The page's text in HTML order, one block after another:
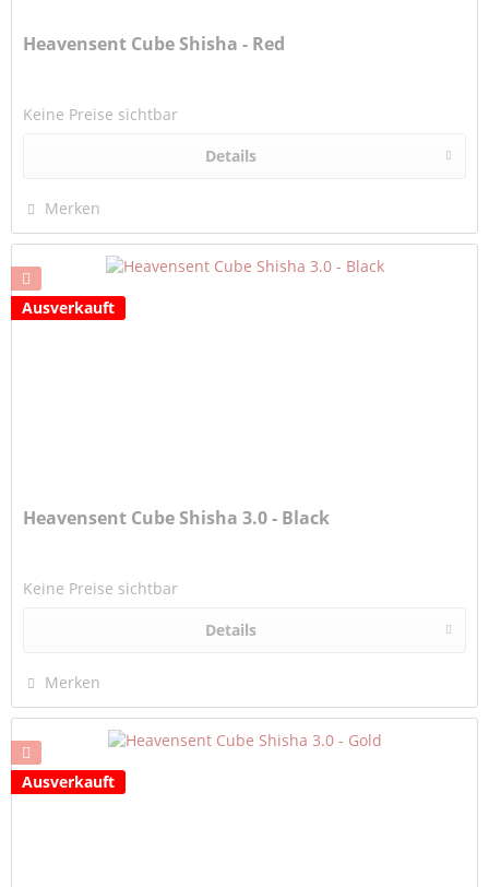
Heavensent Cube Shisha - Red
Keine Preise sichtbar
Details
Merken
Ausverkauft
Heavensent Cube Shisha 3.0 - Black
Keine Preise sichtbar
Details
Merken
Ausverkauft